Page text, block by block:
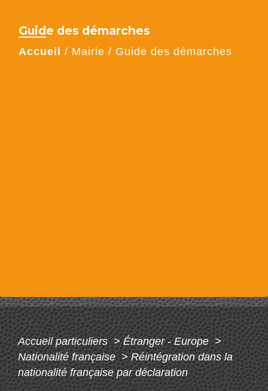
Guide des démarches
Accueil / Mairie / Guide des démarches
Accueil particuliers> Étranger - Europe>
Nationalité française> Réintégration dans la
nationalité française par déclaration